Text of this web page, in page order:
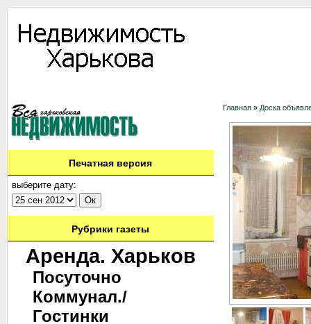
Печатная версия
выберите дату:
Рубрики газеты
Аренда. Харьков
Посуточно
Коммунал./
Гостинки
Главная » Доска